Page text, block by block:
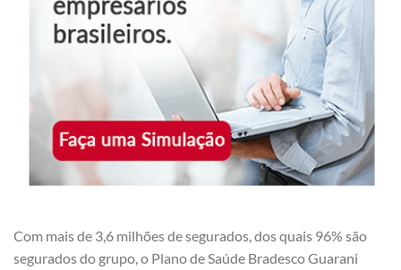
Com mais de 3,6 milhões de segurados, dos quais 96% são
segurados do grupo, o Plano de Saúde Bradesco Guarani